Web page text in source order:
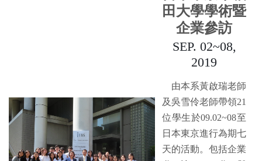
田大學學術暨
企業參訪
SEP. 02~08,
2019
由本系黃啟瑞老師
及吳雪伶老師帶領21
位學生於09.02~08至
日本東京進行為期七
天的活動。 包括企業